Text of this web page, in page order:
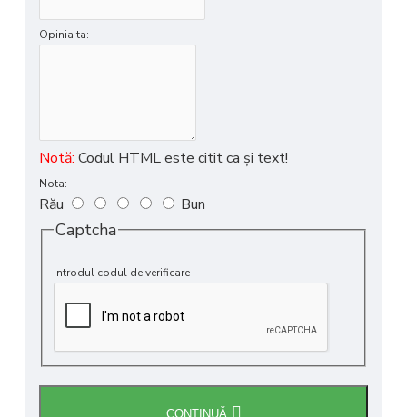
Opinia ta:
Notă: Codul HTML este citit ca şi text!
Nota:
Rău Bun
Captcha
Introdul codul de verificare
CONTINUĂ